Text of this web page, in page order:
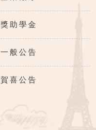
獎助學金
一般公告
賀喜公告